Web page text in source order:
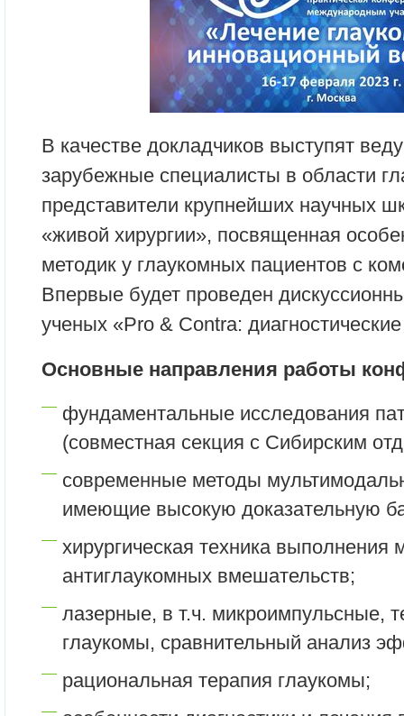
В качестве докладчиков выступят
зарубежные специалисты в области
представители крупнейших научных
«живой хирургии», посвященная
методик у глаукомных пациентов с
Впервые будет проведен
ученых «Pro & Contra:
Основные направления работы
фундаментальные исследования
(совместная секция с Сибирским
современные методы
имеющие высокую доказательную
хирургическая техника выполнения
антиглаукомных вмешательств;
лазерные, в т.ч. микроимпульсные,
глаукомы, сравнительный анализ
рациональная терапия глаукомы;